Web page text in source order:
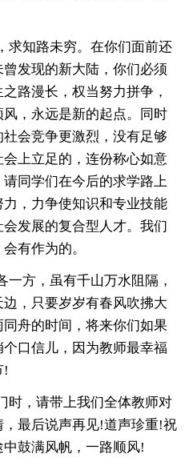
求知路未穷。在你们面前还
发现的新大陆，你们必须
路漫长，权当努力拼争，
，永远是新的起点。同时
会竞争更激烈，没有足够
上立足的，连份称心如意
同学们在今后的求学路上
，力争使知识和专业技能
发展的复合型人才。我们
有作为的。
一方，虽有千山万水阻隔，
，只要岁岁有春风吹拂大
舟的时间，将来你们如果
口信儿，因为教师最幸福
!
时，请带上我们全体教师对
最后说声再见!道声珍重!祝
鼓满风帆，一路顺风!